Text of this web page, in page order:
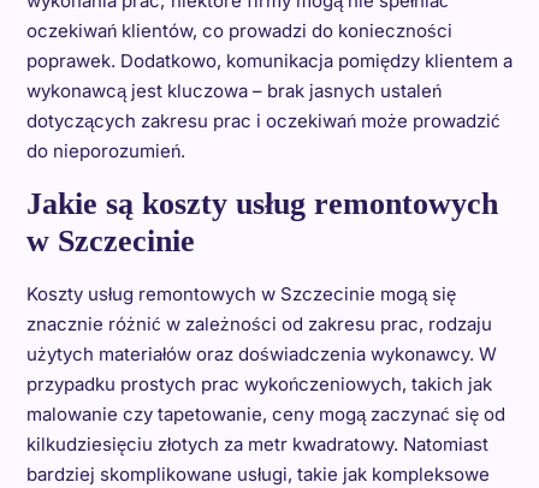
oczekiwań klientów, co prowadzi do konieczności
poprawek. Dodatkowo, komunikacja pomiędzy klientem a
wykonawcą jest kluczowa – brak jasnych ustaleń
dotyczących zakresu prac i oczekiwań może prowadzić
do nieporozumień.
Jakie są koszty usług remontowych
w Szczecinie
Koszty usług remontowych w Szczecinie mogą się
znacznie różnić w zależności od zakresu prac, rodzaju
użytych materiałów oraz doświadczenia wykonawcy. W
przypadku prostych prac wykończeniowych, takich jak
malowanie czy tapetowanie, ceny mogą zaczynać się od
kilkudziesięciu złotych za metr kwadratowy. Natomiast
bardziej skomplikowane usługi, takie jak kompleksowe